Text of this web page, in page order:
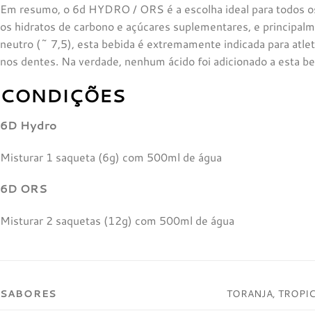
Em resumo, o 6d HYDRO / ORS é a escolha ideal para
os hidratos de carbono e açúcares suplementares, e
neutro (~ 7,5), esta bebida é extremamente indicada para
nos dentes. Na verdade, nenhum ácido foi adicionado a esta
CONDIÇÕES
6D Hydro
Misturar 1 saqueta (6g) com 500ml de água
6D ORS
Misturar 2 saquetas (12g) com 500ml de água
SABORES TORANJA,